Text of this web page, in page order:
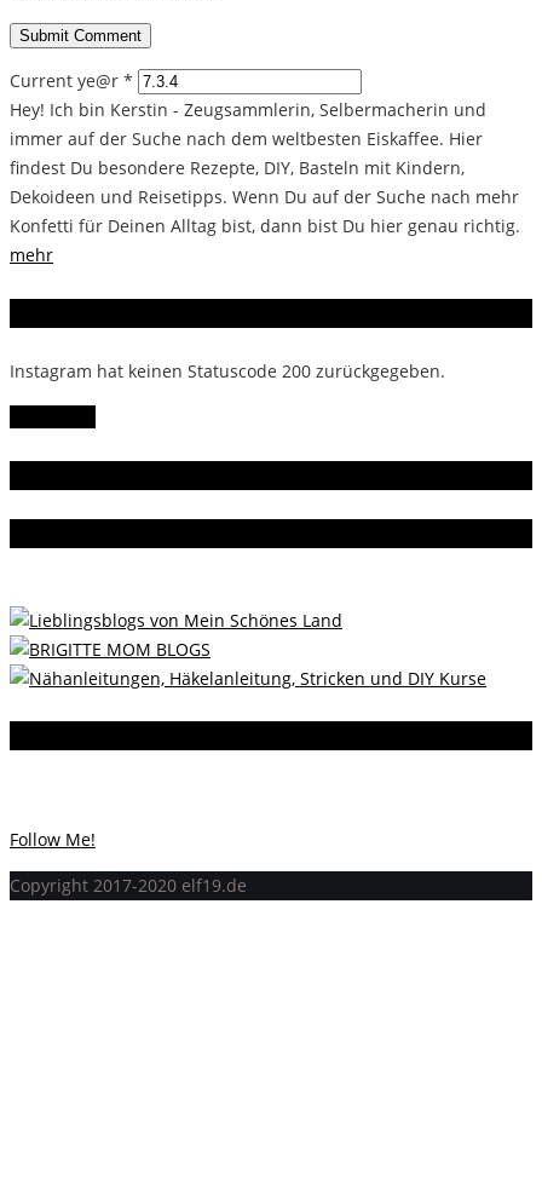
Current ye@r *
Hey! Ich bin Kerstin - Zeugsammlerin, Selbermacherin und
immer auf der Suche nach dem weltbesten Eiskaffee. Hier
findest Du besondere Rezepte, DIY, Basteln mit Kindern,
Dekoideen und Reisetipps. Wenn Du auf der Suche nach mehr
Konfetti für Deinen Alltag bist, dann bist Du hier genau richtig.
mehr
Instagram hat keinen Statuscode 200 zurückgegeben.
Follow Me!
Copyright 2017-2020 elf19.de